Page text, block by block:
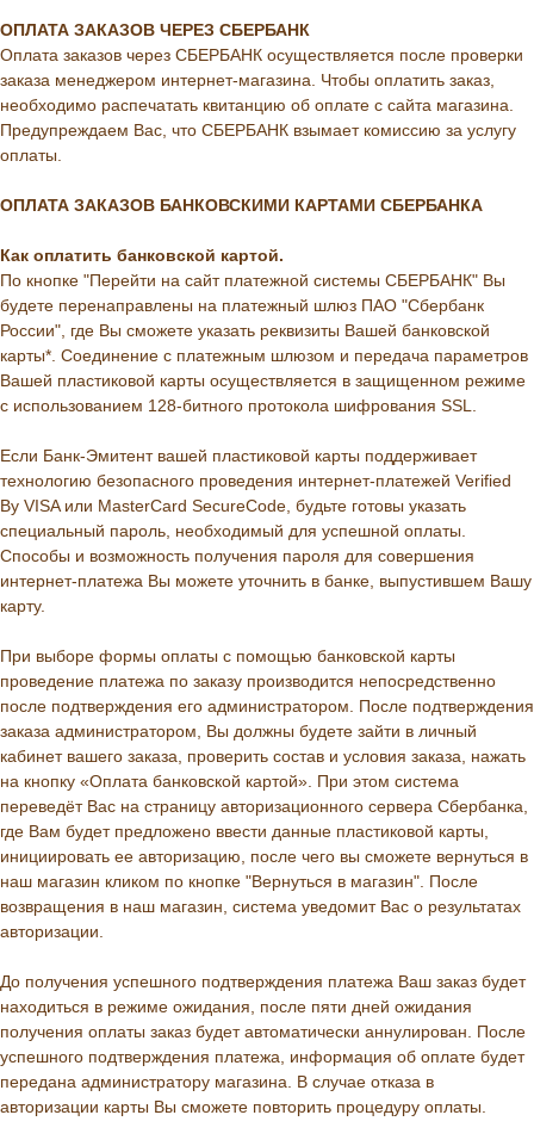
ОПЛАТА ЗАКАЗОВ ЧЕРЕЗ СБЕРБАНК
Оплата заказов через СБЕРБАНК осуществляется после проверки
заказа менеджером интернет-магазина. Чтобы оплатить заказ,
необходимо распечатать квитанцию об оплате с сайта магазина.
Предупреждаем Вас, что СБЕРБАНК взымает комиссию за услугу
оплаты.
ОПЛАТА ЗАКАЗОВ БАНКОВСКИМИ КАРТАМИ СБЕРБАНКА
Как оплатить банковской картой.
По кнопке "Перейти на сайт платежной системы СБЕРБАНК" Вы
будете перенаправлены на платежный шлюз ПАО "Сбербанк
России", где Вы сможете указать реквизиты Вашей банковской
карты*. Соединение с платежным шлюзом и передача параметров
Вашей пластиковой карты осуществляется в защищенном режиме
с использованием 128-битного протокола шифрования SSL.
Если Банк-Эмитент вашей пластиковой карты поддерживает
технологию безопасного проведения интернет-платежей Verified
By VISA или MasterCard SecureCode, будьте готовы указать
специальный пароль, необходимый для успешной оплаты.
Способы и возможность получения пароля для совершения
интернет-платежа Вы можете уточнить в банке, выпустившем Вашу
карту.
При выборе формы оплаты с помощью банковской карты
проведение платежа по заказу производится непосредственно
после подтверждения его администратором. После подтверждения
заказа администратором, Вы должны будете зайти в личный
кабинет вашего заказа, проверить состав и условия заказа, нажать
на кнопку «Оплата банковской картой». При этом система
переведёт Вас на страницу авторизационного сервера Сбербанка,
где Вам будет предложено ввести данные пластиковой карты,
инициировать ее авторизацию, после чего вы сможете вернуться в
наш магазин кликом по кнопке "Вернуться в магазин". После
возвращения в наш магазин, система уведомит Вас о результатах
авторизации.
До получения успешного подтверждения платежа Ваш заказ будет
находиться в режиме ожидания, после пяти дней ожидания
получения оплаты заказ будет автоматически аннулирован. После
успешного подтверждения платежа, информация об оплате будет
передана администратору магазина. В случае отказа в
авторизации карты Вы сможете повторить процедуру оплаты.